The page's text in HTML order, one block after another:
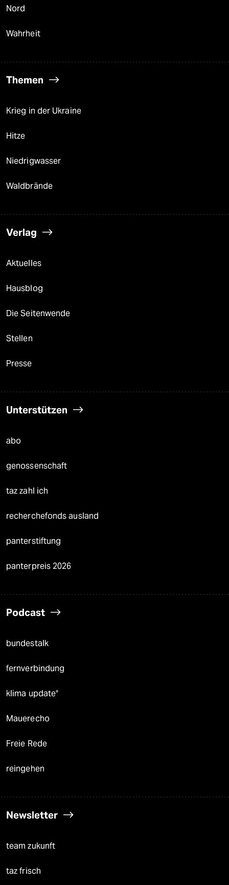
Nord
Wahrheit
Themen
Krieg in der Ukraine
Hitze
Niedrigwasser
Waldbrände
Verlag
Aktuelles
Hausblog
Die Seitenwende
Stellen
Presse
Unterstützen
abo
genossenschaft
taz zahl ich
recherchefonds ausland
panterstiftung
panterpreis 2026
Podcast
bundestalk
fernverbindung
klima update°
Mauerecho
Freie Rede
reingehen
Newsletter
team zukunft
taz frisch